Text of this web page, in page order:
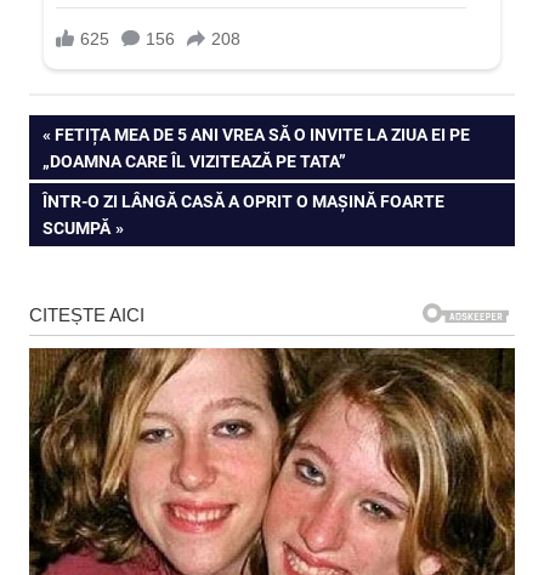
Navigare
în
articole
PREVIOUS
POST:
FETIȚA MEA DE 5 ANI VREA SĂ O INVITE LA ZIUA EI PE
„DOAMNA CARE ÎL VIZITEAZĂ PE TATA”
NEXT
POST:
ÎNTR-O ZI LÂNGĂ CASĂ A OPRIT O MAȘINĂ FOARTE
SCUMPĂ